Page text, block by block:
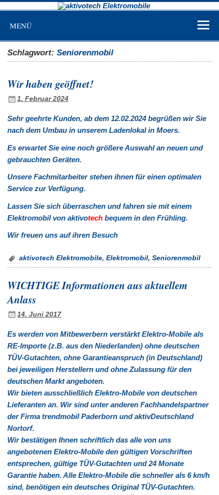
Zum
Inhalt
MENÜ
Schlagwort:Seniorenmobil
Wir haben geöffnet!
1. Februar 2024
Sehr geehrte Kunden, ab dem 12.02.2024 begrüßen wir Sie
nach dem Umbau in unserem Ladenlokal in Moers.
Es erwartet Sie eine noch größere Auswahl an neuen und
gebrauchten Geräten.
Unsere Fachmitarbeiter stehen ihnen für einen optimalen
Service zur Verfügung.
Lassen Sie sich überraschen und fahren sie mit einem
Elektromobil von aktivotechbequem in den Frühling.
Wir freuen uns auf ihren Besuch
aktivotech Elektromobile,Elektromobil,Seniorenmobil
WICHTIGE Informationen aus aktuellem
Anlass
14. Juni 2017
Es werden von Mitbewerbern verstärkt Elektro-Mobile als
RE-Importe (z.B. aus den Niederlanden) ohne deutschen
TÜV-Gutachten, ohne Garantieanspruch (in Deutschland)
bei jeweiligen Herstellern und ohne Zulassung für den
deutschen Markt angeboten.
Wir bieten ausschließlich Elektro-Mobile von deutschen
Lieferanten an. Wir sind unter anderen Fachhandelspartner
der Firma trendmobil Paderborn und aktivDeutschland
Nortorf.
Wir bestätigen Ihnen schriftlich das alle von uns
angebotenen Elektro-Mobile den gültigen Vorschriften
entsprechen, gültige TÜV-Gutachten und 24 Monate
Garantie haben. Alle Elektro-Mobile die schneller als 6 km/h
sind, benötigen ein deutsches Original TÜV-Gutachten.